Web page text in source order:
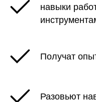
навыки
Получат
Разовьют